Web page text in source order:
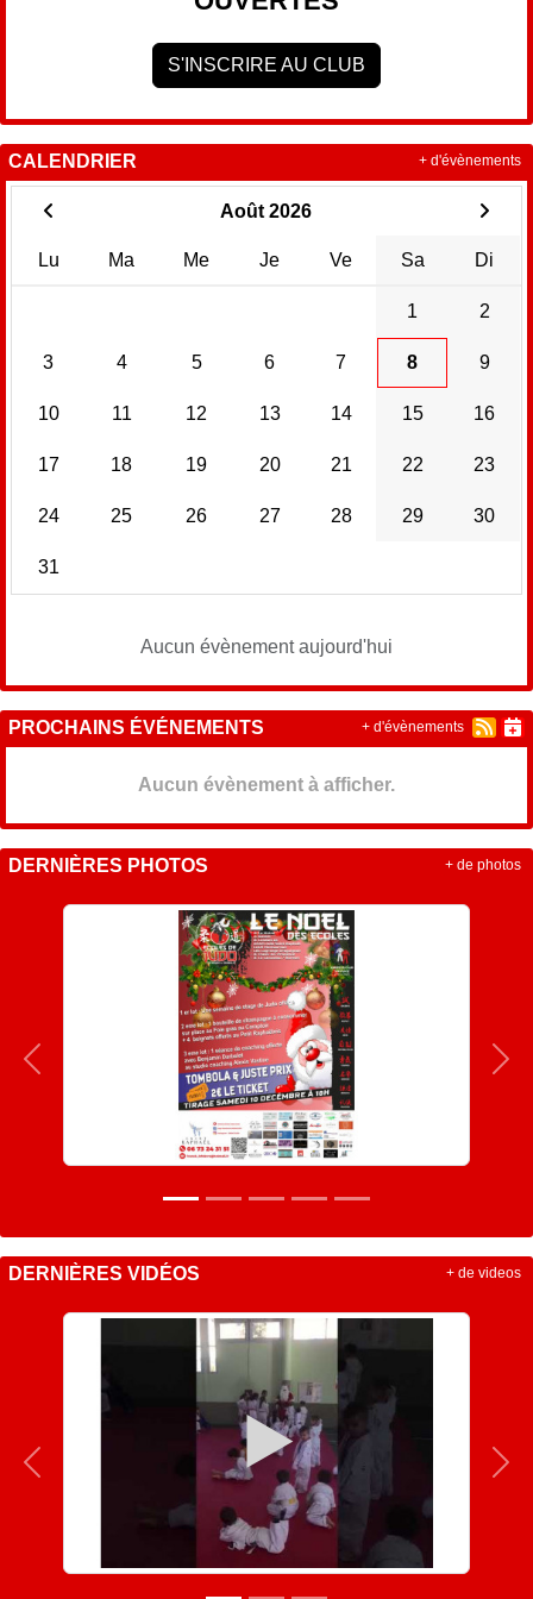
S'INSCRIRE AU CLUB
CALENDRIER
Août 2026
Lu Ma Me Je Ve Sa Di
1 2
3 4 5 6 7 8 9
10 11 12 13 14 15 16
17 18 19 20 21 22 23
24 25 26 27 28 29 30
31
Aucun évènement aujourd'hui
+ d'évènements
PROCHAINS ÉVÉNEMENTS
Aucun évènement à afficher.
+ d'évènements
DERNIÈRES PHOTOS
Précedent
+ de photos
DERNIÈRES VIDÉOS
Précedent
+ de videos